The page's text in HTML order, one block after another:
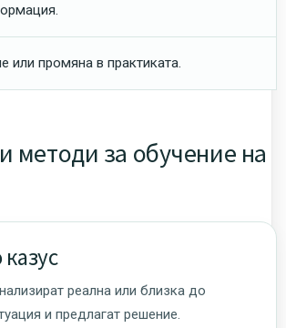
или промяна в практиката.
методи за обучение на
реална или близка до
и предлагат решение.